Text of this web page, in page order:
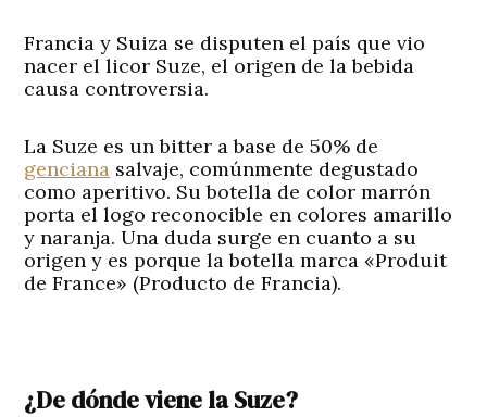
Francia y Suiza se disputen el país que vio
nacer el licor Suze, el origen de la bebida
causa controversia.
La Suze es un bitter a base de 50% de
genciana salvaje, comúnmente degustado
como aperitivo. Su botella de color marrón
porta el logo reconocible en colores amarillo
y naranja. Una duda surge en cuanto a su
origen y es porque la botella marca «Produit
de France» (Producto de Francia).
¿De dónde viene la Suze?